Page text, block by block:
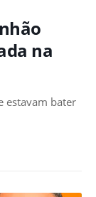
na
estavam bater